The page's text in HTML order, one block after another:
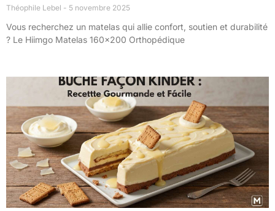
Théophile Lebel 5 novembre 2025
Vous recherchez un matelas qui allie confort, soutien et durabilité
? Le Hiimgo Matelas 160×200 Orthopédique